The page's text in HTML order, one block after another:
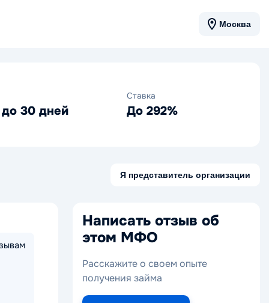
Москва
до 30 дней
Ставка
До 292%
Я представитель организации
Написать отзыв об
этом МФО
Расскажите о своем опыте
получения займа